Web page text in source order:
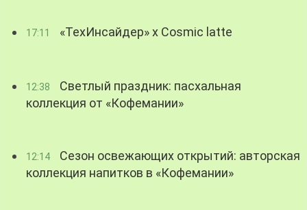
17:11 «ТехИнсайдер» х Cosmic latte
12:38
Светлый праздник: пасхальная
коллекция от «Кофемании»
12:14
Сезон освежающих открытий: авторская
коллекция напитков в «Кофемании»